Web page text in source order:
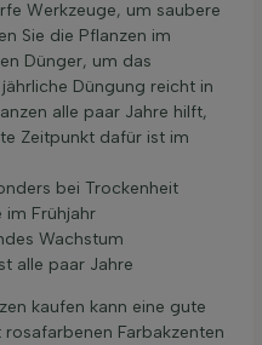
Werkzeuge, um saubere
Sie die Pflanzen im
Dünger, um das
Düngung reicht in
alle paar Jahre hilft,
Zeitpunkt dafür ist im
bei Trockenheit
im Frühjahr
Wachstum
alle paar Jahre
kaufen kann eine gute
Farbakzenten